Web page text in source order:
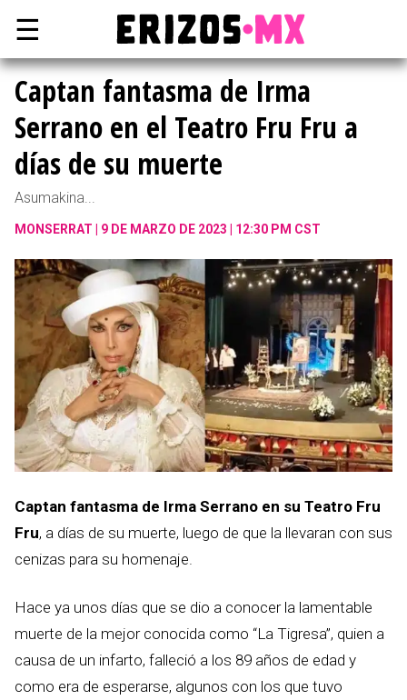
☰
Captan fantasma de Irma
Serrano en el Teatro Fru Fru a
días de su muerte
Asumakina...
MONSERRAT 9 DE MARZO DE 2023 | 12:30 PM CST
Captan fantasma de Irma Serrano en su Teatro Fru
Fru, a días de su muerte, luego de que la llevaran con sus
cenizas para su homenaje.
Hace ya unos días que se dio a conocer la lamentable
muerte de la mejor conocida como “La Tigresa”, quien a
causa de un infarto, falleció a los 89 años de edad y
como era de esperarse, algunos con los que tuvo